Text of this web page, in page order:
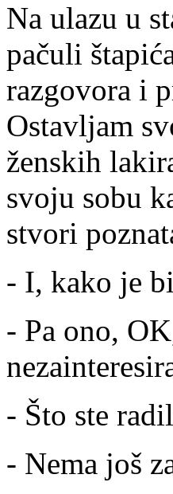
Na ulazu u
pačuli
razgovora i
Ostavljam
ženskih
svoju sobu
stvori
- I, kako je
- Pa ono,
- Što ste
- Nema još